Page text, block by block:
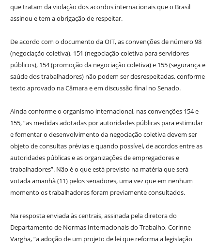
que tratam da violação dos acordos internacionais que o Brasil
assinou e tem a obrigação de respeitar.
De acordo com o documento da OIT, as convenções de número 98
(negociação coletiva), 151 (negociação coletiva para servidores
públicos), 154 (promoção da negociação coletiva) e 155 (segurança e
saúde dos trabalhadores) não podem ser desrespeitadas, conforme
texto aprovado na Câmara e em discussão final no Senado.
Ainda conforme o organismo internacional, nas convenções 154 e
155, “as medidas adotadas por autoridades públicas para estimular
e fomentar o desenvolvimento da negociação coletiva devem ser
objeto de consultas prévias e quando possível, de acordos entre as
autoridades públicas e as organizações de empregadores e
trabalhadores”. Não é o que está previsto na matéria que será
votada amanhã (11) pelos senadores, uma vez que em nenhum
momento os trabalhadores foram previamente consultados.
Na resposta enviada às centrais, assinada pela diretora do
Departamento de Normas Internacionais do Trabalho, Corinne
Vargha, “a adoção de um projeto de lei que reforma a legislação